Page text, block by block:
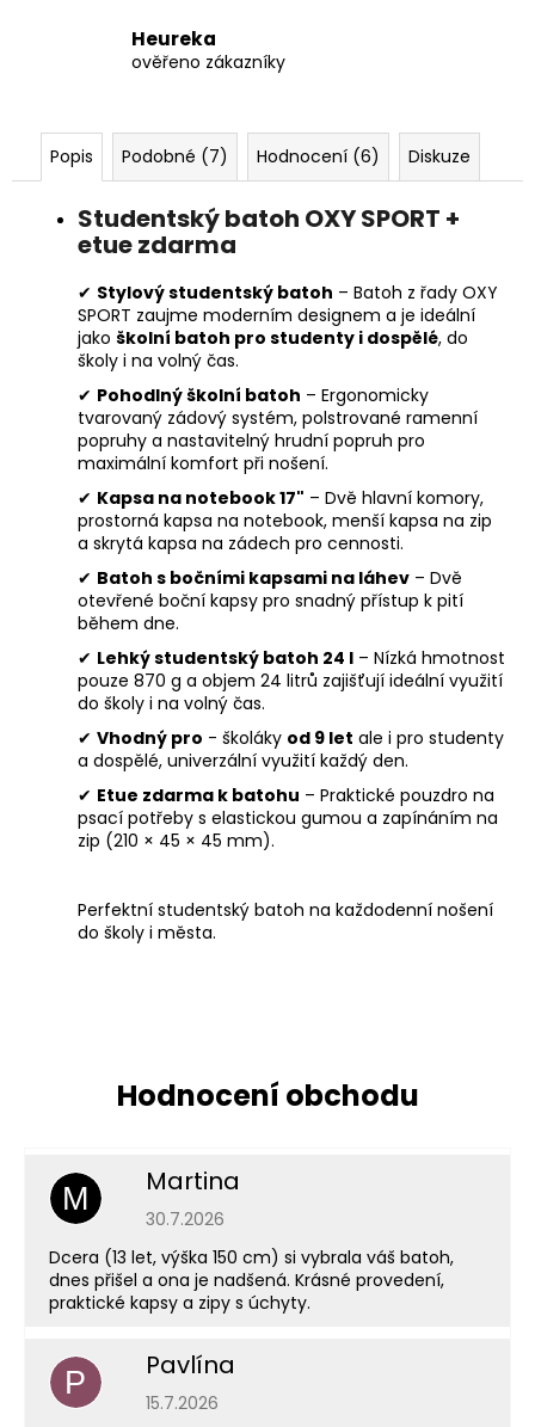
Heureka
ověřeno zákazníky
Popis Podobné (7) Hodnocení (6) Diskuze
Studentský batoh OXY SPORT +
etue zdarma
✔ Stylový studentský batoh – Batoh z řady OXY
SPORT zaujme moderním designem a je ideální
jako školní batoh pro studenty i dospělé, do
školy i na volný čas.
✔ Pohodlný školní batoh – Ergonomicky
tvarovaný zádový systém, polstrované ramenní
popruhy a nastavitelný hrudní popruh pro
maximální komfort při nošení.
✔ Kapsa na notebook 17" – Dvě hlavní komory,
prostorná kapsa na notebook, menší kapsa na zip
a skrytá kapsa na zádech pro cennosti.
✔ Batoh s bočními kapsami na láhev – Dvě
otevřené boční kapsy pro snadný přístup k pití
během dne.
✔ Lehký studentský batoh 24 l – Nízká hmotnost
pouze 870 g a objem 24 litrů zajišťují ideální využití
do školy i na volný čas.
✔ Vhodný pro - školáky od 9 let ale i pro studenty
a dospělé, univerzální využití každý den.
✔ Etue zdarma k batohu – Praktické pouzdro na
psací potřeby s elastickou gumou a zapínáním na
zip (210 × 45 × 45 mm).
Perfektní studentský batoh na každodenní nošení
do školy i města.
M Martina
Hodnocení obchodu je 5 z 5 hvězdiček.
30.7.2026
Dcera (13 let, výška 150 cm) si vybrala váš batoh,
dnes přišel a ona je nadšená. Krásné provedení,
praktické kapsy a zipy s úchyty.
P Pavlína
Hodnocení obchodu je 5 z 5 hvězdiček.
15.7.2026